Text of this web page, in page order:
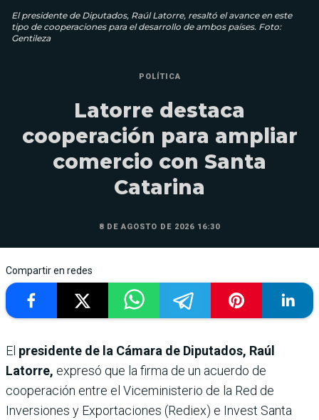
El presidente de Diputados, Raúl Latorre, resaltó el avance en este
tipo de cooperaciones para el desarrollo de ambos países. Foto:
Gentileza
POLÍTICA
Latorre destaca
cooperación para ampliar
comercio con Santa
Catarina
8 DE AGOSTO DE 2026 16:30
Compartir en redes
El presidente de la Cámara de Diputados, Raúl
Latorre, expresó que la firma de un acuerdo de
cooperación entre el Viceministerio de la Red de
Inversiones y Exportaciones (Rediex) e Invest Santa